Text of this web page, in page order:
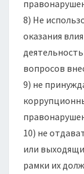
8) Не
оказания
вопросов
9) не
10) не
или
рамки их